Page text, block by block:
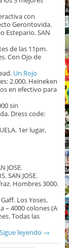
con
Gerontovida.
Estepario. SAN
de las 11pm.
Con Ojo de
Un Rojo
2.000. Heineken
en efectivo para
sin
Dress code:
1er lugar,
JOSE.
SAN JOSE.
Hombres 3000.
Los Yoses.
– 4000 colones (A
Todas las
Sigue leyendo →